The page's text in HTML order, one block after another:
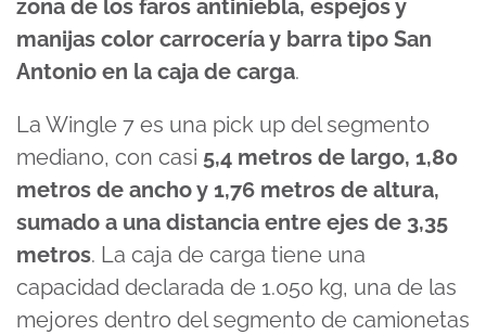
zona de los faros antiniebla, espejos y
manijas color carrocería y barra tipo San
Antonio en la caja de carga.
La Wingle 7 es una pick up del segmento
mediano, con casi 5,4 metros de largo, 1,80
metros de ancho y 1,76 metros de altura,
sumado a una distancia entre ejes de 3,35
metros. La caja de carga tiene una
capacidad declarada de 1.050 kg, una de las
mejores dentro del segmento de camionetas